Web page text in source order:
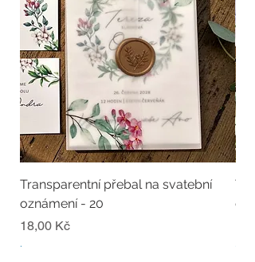
Transparentní přebal na svatební
oznámení - 20
Cena
18,00 Kč
.